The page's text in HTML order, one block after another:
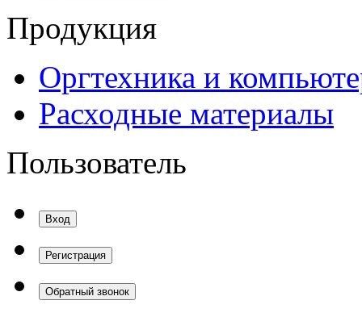
Продукция
Оргтехника и
Расходные материалы
Пользователь
Вход
Регистрация
Обратный звонок